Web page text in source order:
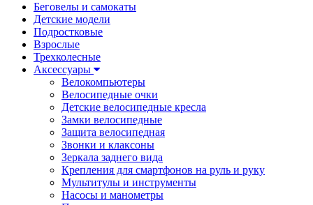
Беговелы и самокаты
Детские модели
Подростковые
Взрослые
Трехколесные
Аксессуары
Велокомпьютеры
Велосипедные очки
Детские велосипедные кресла
Замки велосипедные
Защита велосипедная
Звонки и клаксоны
Зеркала заднего вида
Крепления для смартфонов на руль и руку
Мультитулы и инструменты
Насосы и манометры